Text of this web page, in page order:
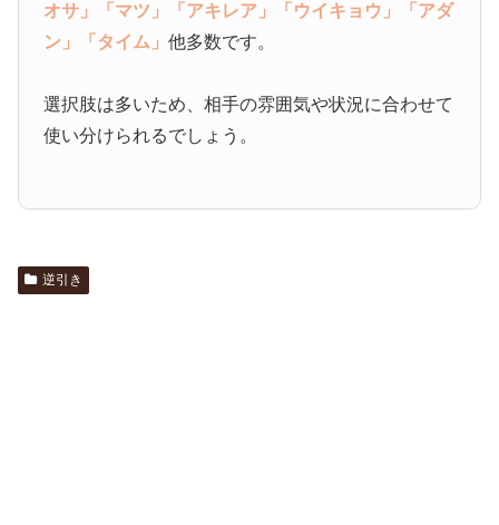
オサ」
「マツ」 「アキレア」 「ウイキョウ」
「アダ
ン」
「タイム」他多数です。
選択肢は多いため、相手の雰囲気や状況に合わせて
使い分けられるでしょう。
逆引き